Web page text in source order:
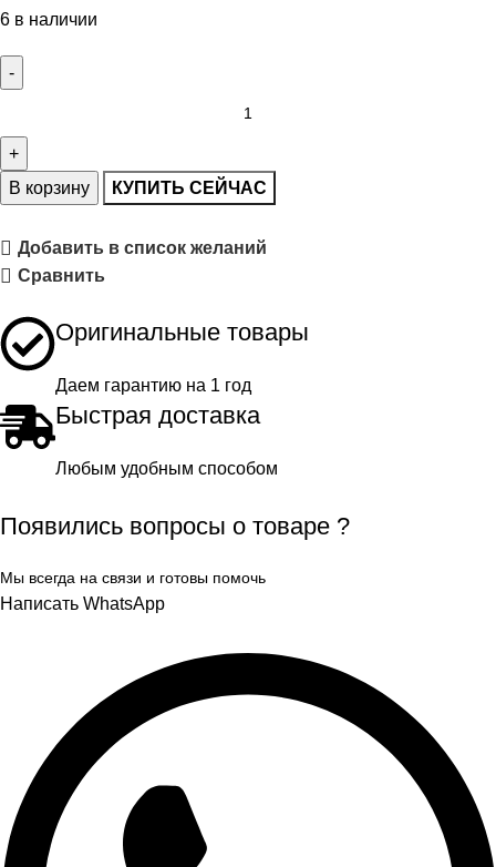
6 в наличии
В корзину КУПИТЬ СЕЙЧАС
Добавить в список желаний
Сравнить
Оригинальные товары
Даем гарантию на 1 год
Быстрая доставка
Любым удобным способом
Появились вопросы о товаре ?
Мы всегда на связи и готовы помочь
Написать WhatsApp